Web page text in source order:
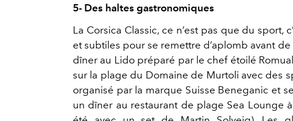
5- Des haltes gastronomiques
La Corsica Classic, ce n’est pas que du sport,
et subtiles pour se remettre d’aplomb avant
dîner au Lido préparé par le chef étoilé
sur la plage du Domaine de Murtoli avec des
organisé par la marque Suisse Beneganic et
un dîner au restaurant de plage Sea Lounge